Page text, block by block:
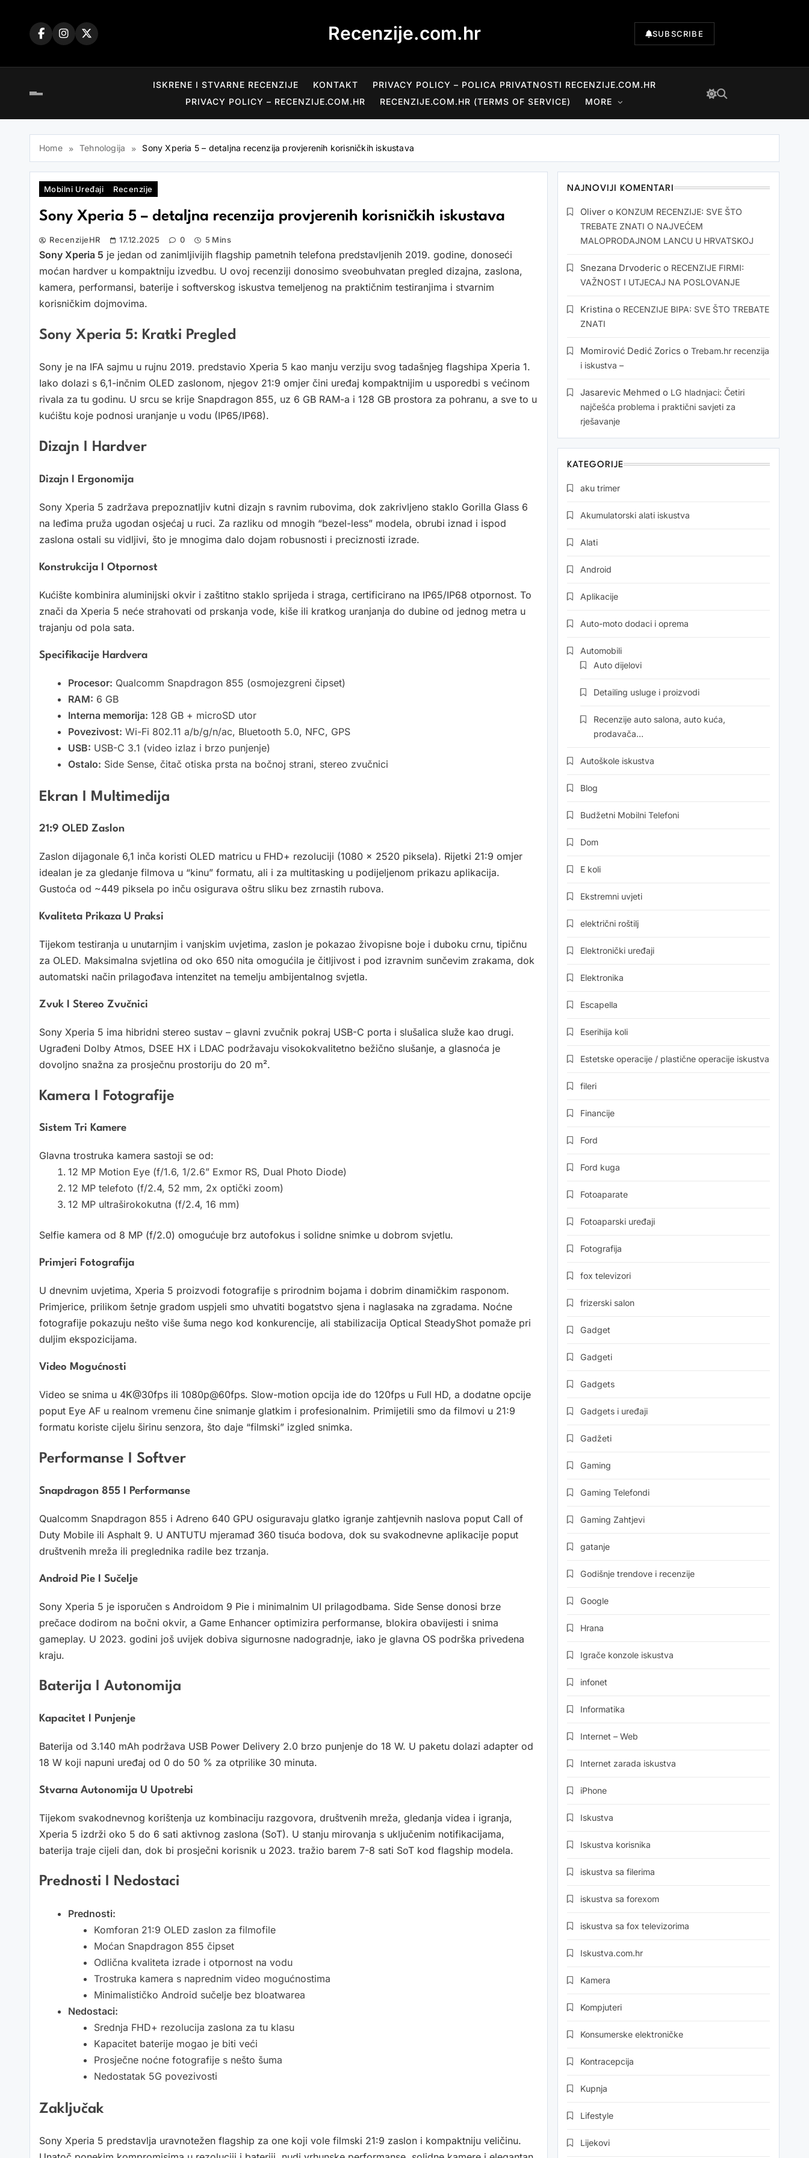
Recenzije.com.hr SUBSCRIBE
ISKRENE I STVARNE RECENZIJE KONTAKT
PRIVACY POLICY – POLICA PRIVATNOSTI RECENZIJE.COM.HR
PRIVACY POLICY – RECENZIJE.COM.HR
RECENZIJE.COM.HR (TERMS OF SERVICE) MORE
Home Tehnologija Sony Xperia 5 – detaljna recenzija provjerenih korisničkih iskustava
Mobilni Uređaji Recenzije
Sony Xperia 5 – detaljna recenzija provjerenih korisničkih iskustava
RecenzijeHR 17.12.2025 0 5 Mins
Sony Xperia 5 je jedan od zanimljivijih flagship pametnih telefona predstavljenih 2019. godine, donoseći
moćan hardver u kompaktniju izvedbu. U ovoj recenziji donosimo sveobuhvatan pregled dizajna, zaslona,
kamera, performansi, baterije i softverskog iskustva temeljenog na praktičnim testiranjima i stvarnim
korisničkim dojmovima.
Sony Xperia 5: Kratki Pregled
Sony je na IFA sajmu u rujnu 2019. predstavio Xperia 5 kao manju verziju svog tadašnjeg flagshipa Xperia 1.
Iako dolazi s 6,1-inčnim OLED zaslonom, njegov 21:9 omjer čini uređaj kompaktnijim u usporedbi s većinom
rivala za tu godinu. U srcu se krije Snapdragon 855, uz 6 GB RAM-a i 128 GB prostora za pohranu, a sve to u
kućištu koje podnosi uranjanje u vodu (IP65/IP68).
Dizajn I Hardver
Dizajn I Ergonomija
Sony Xperia 5 zadržava prepoznatljiv kutni dizajn s ravnim rubovima, dok zakrivljeno staklo Gorilla Glass 6
na leđima pruža ugodan osjećaj u ruci. Za razliku od mnogih “bezel-less” modela, obrubi iznad i ispod
zaslona ostali su vidljivi, što je mnogima dalo dojam robusnosti i preciznosti izrade.
Konstrukcija I Otpornost
Kućište kombinira aluminijski okvir i zaštitno staklo sprijeda i straga, certificirano na IP65/IP68 otpornost. To
znači da Xperia 5 neće strahovati od prskanja vode, kiše ili kratkog uranjanja do dubine od jednog metra u
trajanju od pola sata.
Specifikacije Hardvera
Procesor: Qualcomm Snapdragon 855 (osmojezgreni čipset)
RAM: 6 GB
Interna memorija: 128 GB + microSD utor
Povezivost: Wi-Fi 802.11 a/b/g/n/ac, Bluetooth 5.0, NFC, GPS
USB: USB-C 3.1 (video izlaz i brzo punjenje)
Ostalo: Side Sense, čitač otiska prsta na bočnoj strani, stereo zvučnici
Ekran I Multimedija
21:9 OLED Zaslon
Zaslon dijagonale 6,1 inča koristi OLED matricu u FHD+ rezoluciji (1080 x 2520 piksela). Rijetki 21:9 omjer
idealan je za gledanje filmova u “kinu” formatu, ali i za multitasking u podijeljenom prikazu aplikacija.
Gustoća od ~449 piksela po inču osigurava oštru sliku bez zrnastih rubova.
Kvaliteta Prikaza U Praksi
Tijekom testiranja u unutarnjim i vanjskim uvjetima, zaslon je pokazao živopisne boje i duboku crnu, tipičnu
za OLED. Maksimalna svjetlina od oko 650 nita omogućila je čitljivost i pod izravnim sunčevim zrakama, dok
automatski način prilagođava intenzitet na temelju ambijentalnog svjetla.
Zvuk I Stereo Zvučnici
Sony Xperia 5 ima hibridni stereo sustav – glavni zvučnik pokraj USB-C porta i slušalica služe kao drugi.
Ugrađeni Dolby Atmos, DSEE HX i LDAC podržavaju visokokvalitetno bežično slušanje, a glasnoća je
dovoljno snažna za prosječnu prostoriju do 20 m².
Kamera I Fotografije
Sistem Tri Kamere
Glavna trostruka kamera sastoji se od:
12 MP Motion Eye (f/1.6, 1/2.6” Exmor RS, Dual Photo Diode)
12 MP telefoto (f/2.4, 52 mm, 2x optički zoom)
12 MP ultraširokokutna (f/2.4, 16 mm)
Selfie kamera od 8 MP (f/2.0) omogućuje brz autofokus i solidne snimke u dobrom svjetlu.
Primjeri Fotografija
U dnevnim uvjetima, Xperia 5 proizvodi fotografije s prirodnim bojama i dobrim dinamičkim rasponom.
Primjerice, prilikom šetnje gradom uspjeli smo uhvatiti bogatstvo sjena i naglasaka na zgradama. Noćne
fotografije pokazuju nešto više šuma nego kod konkurencije, ali stabilizacija Optical SteadyShot pomaže pri
duljim ekspozicijama.
Video Mogućnosti
Video se snima u 4K@30fps ili 1080p@60fps. Slow-motion opcija ide do 120fps u Full HD, a dodatne opcije
poput Eye AF u realnom vremenu čine snimanje glatkim i profesionalnim. Primijetili smo da filmovi u 21:9
formatu koriste cijelu širinu senzora, što daje “filmski” izgled snimka.
Performanse I Softver
Snapdragon 855 I Performanse
Qualcomm Snapdragon 855 i Adreno 640 GPU osiguravaju glatko igranje zahtjevnih naslova poput Call of
Duty Mobile ili Asphalt 9. U ANTUTU mjeramađ 360 tisuća bodova, dok su svakodnevne aplikacije poput
društvenih mreža ili preglednika radile bez trzanja.
Android Pie I Sučelje
Sony Xperia 5 je isporučen s Androidom 9 Pie i minimalnim UI prilagodbama. Side Sense donosi brze
prečace dodirom na bočni okvir, a Game Enhancer optimizira performanse, blokira obavijesti i snima
gameplay. U 2023. godini još uvijek dobiva sigurnosne nadogradnje, iako je glavna OS podrška privedena
kraju.
Baterija I Autonomija
Kapacitet I Punjenje
Baterija od 3.140 mAh podržava USB Power Delivery 2.0 brzo punjenje do 18 W. U paketu dolazi adapter od
18 W koji napuni uređaj od 0 do 50 % za otprilike 30 minuta.
Stvarna Autonomija U Upotrebi
Tijekom svakodnevnog korištenja uz kombinaciju razgovora, društvenih mreža, gledanja videa i igranja,
Xperia 5 izdrži oko 5 do 6 sati aktivnog zaslona (SoT). U stanju mirovanja s uključenim notifikacijama,
baterija traje cijeli dan, dok bi prosječni korisnik u 2023. tražio barem 7-8 sati SoT kod flagship modela.
Prednosti I Nedostaci
Prednosti:
Komforan 21:9 OLED zaslon za filmofile
Moćan Snapdragon 855 čipset
Odlična kvaliteta izrade i otpornost na vodu
Trostruka kamera s naprednim video mogućnostima
Minimalističko Android sučelje bez bloatwarea
Nedostaci:
Srednja FHD+ rezolucija zaslona za tu klasu
Kapacitet baterije mogao je biti veći
Prosječne noćne fotografije s nešto šuma
Nedostatak 5G povezivosti
Zaključak
Sony Xperia 5 predstavlja uravnotežen flagship za one koji vole filmski 21:9 zaslon i kompaktniju veličinu.
NAJNOVIJI KOMENTARI
Oliver o KONZUM RECENZIJE: SVE ŠTO
TREBATE ZNATI O NAJVEĆEM
MALOPRODAJNOM LANCU U HRVATSKOJ
Snezana Drvoderic o RECENZIJE FIRMI:
VAŽNOST I UTJECAJ NA POSLOVANJE
Kristina o RECENZIJE BIPA: SVE ŠTO TREBATE
ZNATI
Momirović Dedić Zorics o Trebam.hr recenzija
i iskustva –
Jasarevic Mehmed o LG hladnjaci: Četiri
najčešća problema i praktični savjeti za
rješavanje
KATEGORIJE
aku trimer
Akumulatorski alati iskustva
Alati
Android
Aplikacije
Auto-moto dodaci i oprema
Automobili
Auto dijelovi
Detailing usluge i proizvodi
Recenzije auto salona, auto kuća,
prodavača…
Autoškole iskustva
Blog
Budžetni Mobilni Telefoni
Dom
E koli
Ekstremni uvjeti
električni roštilj
Elektronički uređaji
Elektronika
Escapella
Eserihija koli
Estetske operacije / plastične operacije iskustva
fileri
Financije
Ford
Ford kuga
Fotoaparate
Fotoaparski uređaji
Fotografija
fox televizori
frizerski salon
Gadget
Gadgeti
Gadgets
Gadgets i uređaji
Gadžeti
Gaming
Gaming Telefondi
Gaming Zahtjevi
gatanje
Godišnje trendove i recenzije
Google
Hrana
Igrače konzole iskustva
infonet
Informatika
Internet – Web
Internet zarada iskustva
iPhone
Iskustva
Iskustva korisnika
iskustva sa filerima
iskustva sa forexom
iskustva sa fox televizorima
Iskustva.com.hr
Kamera
Kompjuteri
Konsumerske elektroničke
Kontracepcija
Kupnja
Lifestyle
Lijekovi